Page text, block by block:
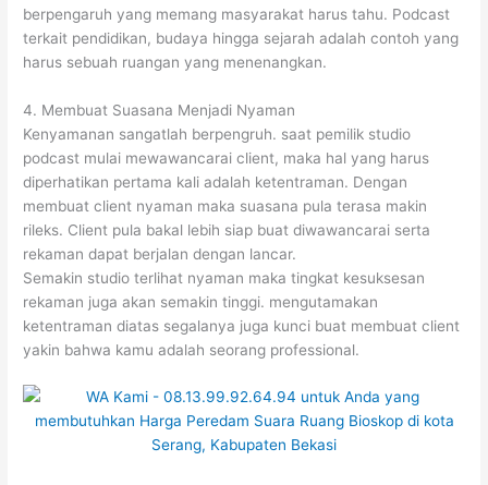
berpengaruh yang memang masyarakat harus tahu. Podcast
terkait pendidikan, budaya hingga sejarah adalah contoh yang
harus sebuah ruangan yang menenangkan.
4. Membuat Suasana Menjadi Nyaman
Kenyamanan sangatlah berpengruh. saat pemilik studio
podcast mulai mewawancarai client, maka hal yang harus
diperhatikan pertama kali adalah ketentraman. Dengan
membuat client nyaman maka suasana pula terasa makin
rileks. Client pula bakal lebih siap buat diwawancarai serta
rekaman dapat berjalan dengan lancar.
Semakin studio terlihat nyaman maka tingkat kesuksesan
rekaman juga akan semakin tinggi. mengutamakan
ketentraman diatas segalanya juga kunci buat membuat client
yakin bahwa kamu adalah seorang professional.